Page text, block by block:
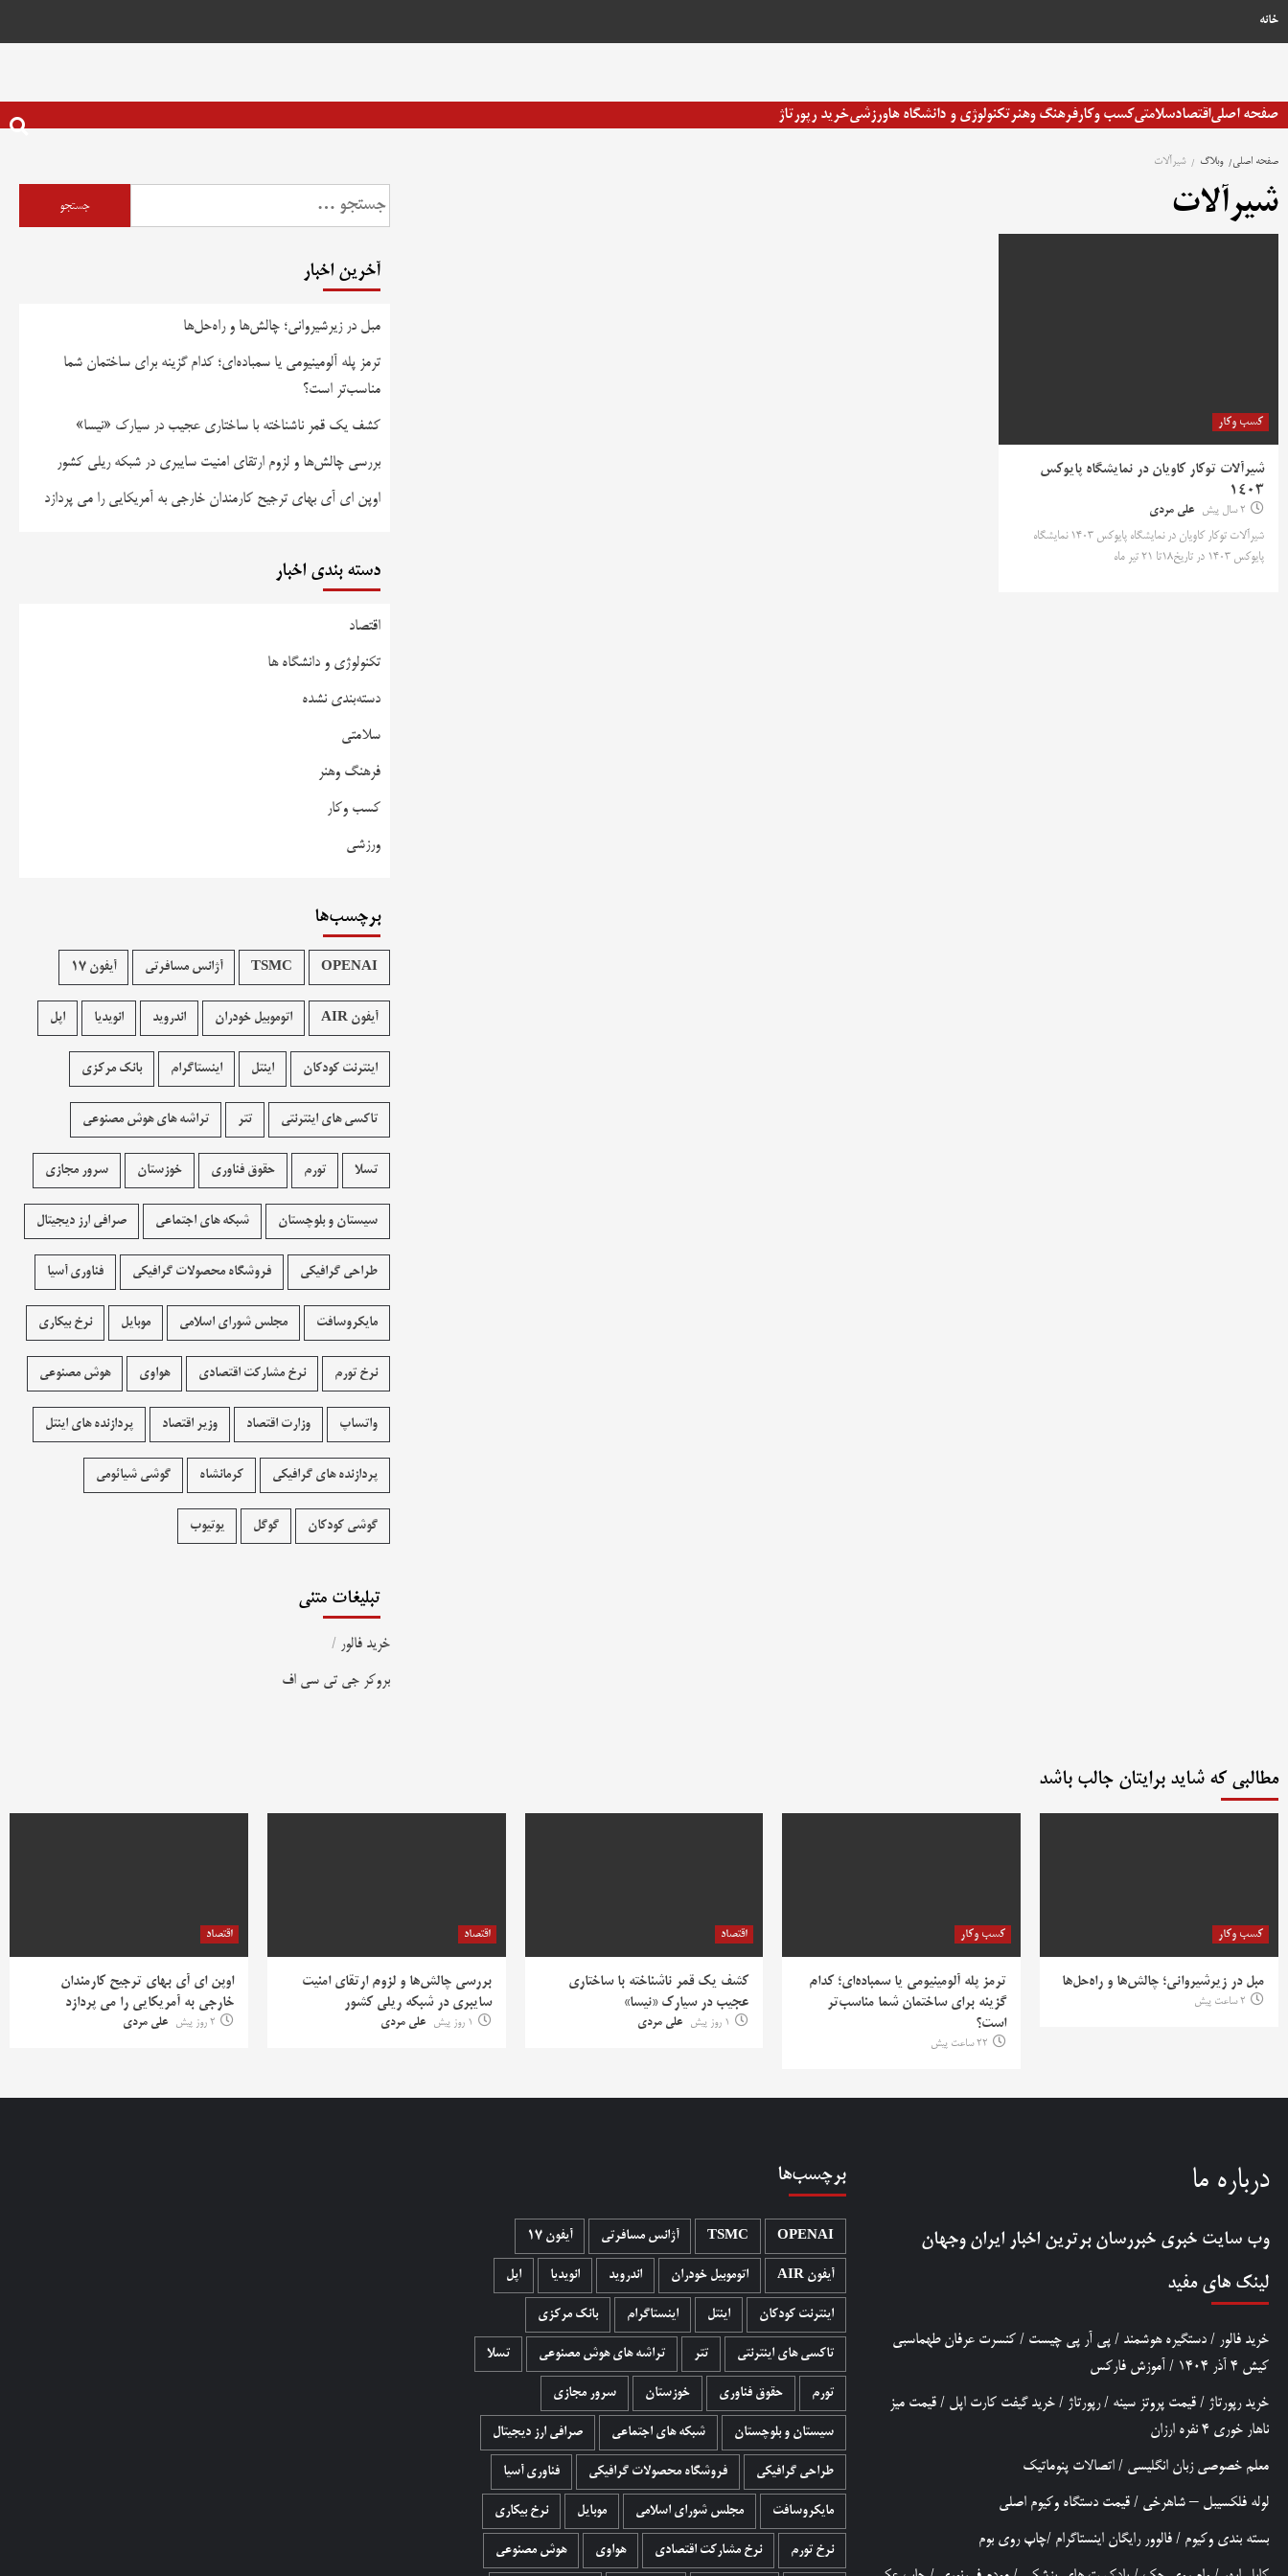
پرش
به
خانه
صفحه اصلیاقتصادسلامتیکسب وکارفرهنگ وهنرتکنولوژی و دانشگاه هاورزشیخرید رپورتاژ
صفحه اصلی وبلاگ شیرآلات
شیرآلات
کسب وکار
شیرآلات توکار کاویان در نمایشگاه پایوکس
1403
2 سال پیش علی مردی
شیرآلات توکار کاویان در نمایشگاه پایوکس 1403 نمایشگاه
پایوکس 1403 در تاریخ18تا 21 تیر ماه
جستجو
برای:
آخرین اخبار
مبل در زیرشیروانی؛ چالش‌ها و راه‌حل‌ها
ترمز پله آلومینیومی یا سمباده‌ای؛ کدام گزینه برای ساختمان شما
مناسب‌تر است؟
کشف یک قمر ناشناخته با ساختاری عجیب در سیارک «نیسا»
بررسی چالش‌ها و لزوم ارتقای امنیت سایبری در شبکه ریلی کشور
اوپن ای آی بهای ترجیح کارمندان خارجی به آمریکایی را می پردازد
دسته بندی اخبار
اقتصاد
تکنولوژی و دانشگاه ها
دسته‌بندی نشده
سلامتی
فرهنگ وهنر
کسب وکار
ورزشی
برچسب‌ها
OPENAI
TSMC آژانس مسافرتی آیفون 17
آیفون AIR اتوموبیل خودران اندروید انویدیا اپل
اینترنت کودکان اینتل اینستاگرام بانک مرکزی
تاکسی های اینترنتی تتر تراشه های هوش مصنوعی
تسلا تورم حقوق فناوری خوزستان سرور مجازی
سیستان و بلوچستان شبکه های اجتماعی صرافی ارز دیجیتال
طراحی گرافیکی فروشگاه محصولات گرافيکی فناوری آسیا
مایکروسافت مجلس شورای اسلامی موبایل نرخ بیکاری
نرخ تورم نرخ مشارکت اقتصادی هواوی هوش مصنوعی
واتساپ وزارت اقتصاد وزیر اقتصاد پردازنده های اینتل
پردازنده های گرافیکی کرمانشاه گوشی شیائومی
گوشی کودکان گوگل یوتیوب
تبلیغات متنی
خرید فالور /
بروکر جی تی سی اف
مطالبی که شاید برایتان جالب باشد
کسب وکار
مبل در زیرشیروانی؛ چالش‌ها و راه‌حل‌ها
2 ساعت پیش
کسب وکار
ترمز پله آلومینیومی یا سمباده‌ای؛ کدام
گزینه برای ساختمان شما مناسب‌تر
است؟
22 ساعت پیش
اقتصاد
کشف یک قمر ناشناخته با ساختاری
عجیب در سیارک «نیسا»
1 روز پیش علی مردی
اقتصاد
بررسی چالش‌ها و لزوم ارتقای امنیت
سایبری در شبکه ریلی کشور
1 روز پیش علی مردی
اقتصاد
اوپن ای آی بهای ترجیح کارمندان
خارجی به آمریکایی را می پردازد
2 روز پیش علی مردی
درباره ما
وب سایت خبری خبررسان برترین اخبار ایران وجهان
لینک های مفید
خرید فالور / دستگیره هوشمند / پی آر پی چیست / کنسرت عرفان طهماسبی
کیش 4 آذر 1404
/ آموزش فارکس
خرید رپورتاژ / قیمت پروتز سینه /رپورتاژ / خرید گیفت کارت اپل / قیمت میز
ناهار خوری 4 نفره ارزان
معلم خصوصی زبان انگلیسی / اتصالات پنوماتیک
لوله فلکسیبل – شاهرخی / قیمت دستگاه وکیوم اصلی
بسته بندی وکیوم / فالوور رایگان اینستاگرام /چاپ روی بوم
برچسب‌ها
OPENAI
TSMC آژانس مسافرتی آیفون 17
آیفون AIR اتوموبیل خودران اندروید انویدیا اپل
اینترنت کودکان اینتل اینستاگرام بانک مرکزی
تاکسی های اینترنتی تتر تراشه های هوش مصنوعی تسلا
تورم حقوق فناوری خوزستان سرور مجازی
سیستان و بلوچستان شبکه های اجتماعی صرافی ارز دیجیتال
طراحی گرافیکی فروشگاه محصولات گرافيکی فناوری آسیا
مایکروسافت مجلس شورای اسلامی موبایل نرخ بیکاری
نرخ تورم نرخ مشارکت اقتصادی هواوی هوش مصنوعی